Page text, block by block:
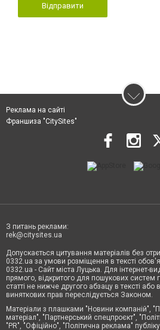
Відправити
Реклама на сайті
Франшиза "CitySites"
З питань реклами:
rek@citysites.ua
Допускається цитування матеріалів без
0332.ua за умови розміщення в тексті
0332.ua - Сайт міста Луцька. Для інтернет-
прямого, відкритого для пошукових систем
статті не нижче другого абзацу в тексті
виняткових прав переслідується Законом.
Матеріали з плашками "Новини компаній",
матеріал", "Партнерський спецпроєкт",
"PR", "Офіційно", "Політична реклама"